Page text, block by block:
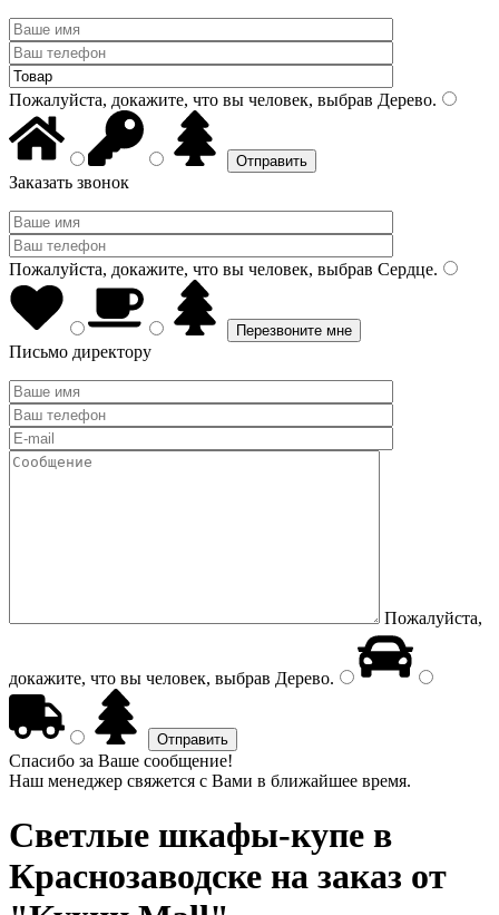
Пожалуйста, докажите, что вы человек, выбрав Дерево.
Заказать звонок
Пожалуйста, докажите, что вы человек, выбрав Сердце.
Письмо директору
Пожалуйста,
докажите, что вы человек, выбрав Дерево.
Спасибо за Ваше сообщение!
Наш менеджер свяжется с Вами в ближайшее время.
Светлые шкафы-купе в
Краснозаводске на заказ от